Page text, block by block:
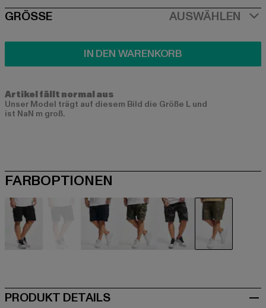
SIZE
GRÖSSE AUSWÄHLEN
IN DEN WARENKORB
Artikel fällt normal aus
Unser Model trägt auf diesem Bild die Größe L und
ist NaN m groß.
FARBOPTIONEN
PRODUKT DETAILS